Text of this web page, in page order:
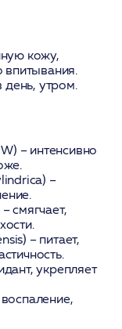
кожу,
впитывания.
день, утром.
– интенсивно
–
– смягчает,
– питает,
укрепляет